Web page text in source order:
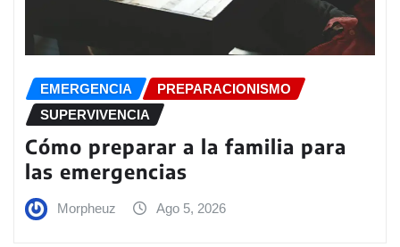
EMERGENCIA
PREPARACIONISMO
SUPERVIVENCIA
Cómo preparar a la familia para
las emergencias
Morpheuz Ago 5, 2026